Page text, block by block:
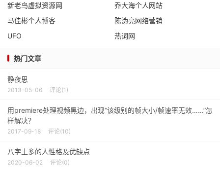
新老鸟虚拟资源网
乔大海个人网站
马佳彬个人博客
陈沩亮网络营销
UFO
热词网
热门文章
静夜思
2013-05-06 评论(1)
用premiere处理视频黑边，出现“该级别的帧大小/帧速率无效……”怎
样解决？
2017-09-18 评论(10)
八字土多的人性格及优缺点
2020-06-02 评论(0)